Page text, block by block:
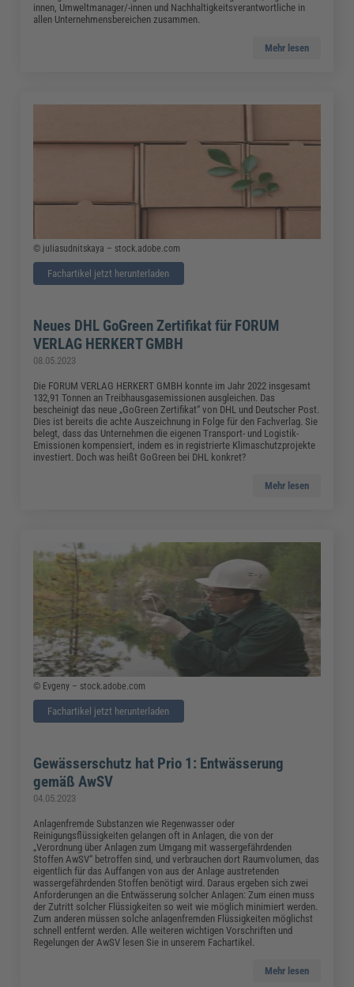
innen, Umweltmanager/-innen und Nachhaltigkeitsverantwortliche in
allen Unternehmensbereichen zusammen.
Mehr lesen
© juliasudnitskaya – stock.adobe.com
Fachartikel jetzt herunterladen
Neues DHL GoGreen Zertifikat für FORUM
VERLAG HERKERT GMBH
08.05.2023
Die FORUM VERLAG HERKERT GMBH konnte im Jahr 2022 insgesamt
132,91 Tonnen an Treibhausgasemissionen ausgleichen. Das
bescheinigt das neue „GoGreen Zertifikat“ von DHL und Deutscher Post.
Dies ist bereits die achte Auszeichnung in Folge für den Fachverlag. Sie
belegt, dass das Unternehmen die eigenen Transport- und Logistik-
Emissionen kompensiert, indem es in registrierte Klimaschutzprojekte
investiert. Doch was heißt GoGreen bei DHL konkret?
Mehr lesen
© Evgeny – stock.adobe.com
Fachartikel jetzt herunterladen
Gewässerschutz hat Prio 1: Entwässerung
gemäß AwSV
04.05.2023
Anlagenfremde Substanzen wie Regenwasser oder
Reinigungsflüssigkeiten gelangen oft in Anlagen, die von der
„Verordnung über Anlagen zum Umgang mit wassergefährdenden
Stoffen AwSV“ betroffen sind, und verbrauchen dort Raumvolumen, das
eigentlich für das Auffangen von aus der Anlage austretenden
wassergefährdenden Stoffen benötigt wird. Daraus ergeben sich zwei
Anforderungen an die Entwässerung solcher Anlagen: Zum einen muss
der Zutritt solcher Flüssigkeiten so weit wie möglich minimiert werden.
Zum anderen müssen solche anlagenfremden Flüssigkeiten möglichst
schnell entfernt werden. Alle weiteren wichtigen Vorschriften und
Regelungen der AwSV lesen Sie in unserem Fachartikel.
Mehr lesen